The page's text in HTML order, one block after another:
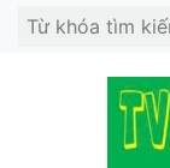
Search